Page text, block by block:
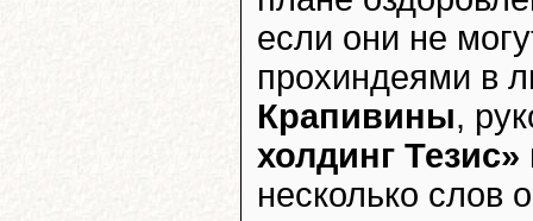
если они не
прохиндеями в
Крапивины,
холдинг Тезис»
несколько слов